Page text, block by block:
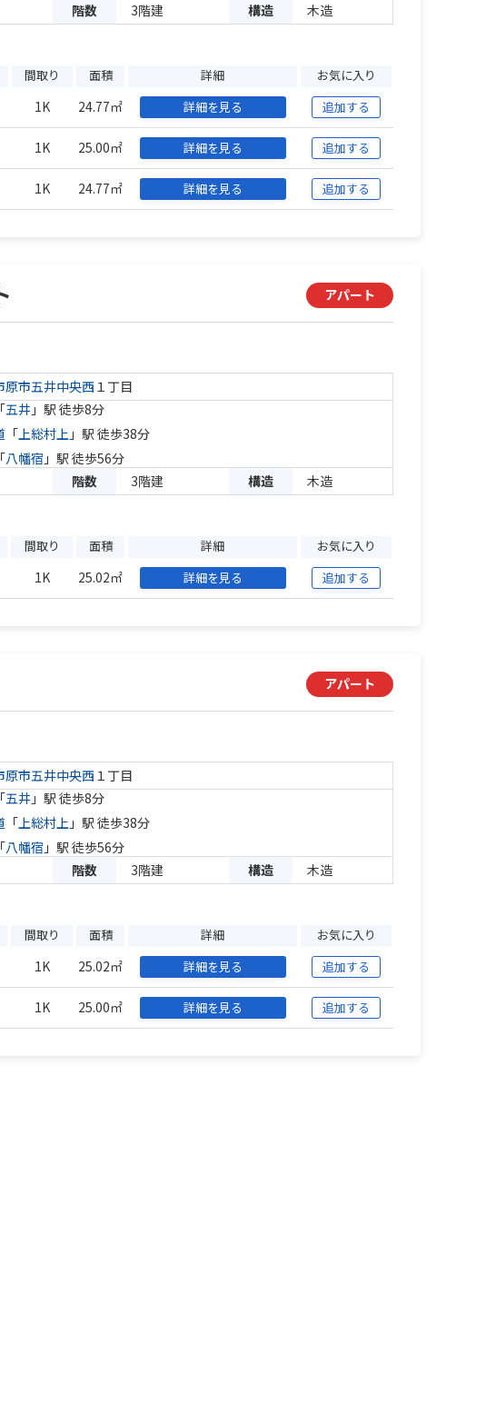
階数 3階建 構造 木造
間取り 面積 詳細 お気に入り
1K 24.77㎡ 詳細を見る 追加する
1K 25.00㎡ 詳細を見る 追加する
1K 24.77㎡ 詳細を見る 追加する
アパート
原市五井中央西１丁目
「五井 」駅 徒歩8分
「上総村上 」駅 徒歩38分
「八幡宿 」駅 徒歩56分
階数 3階建 構造 木造
間取り 面積 詳細 お気に入り
1K 25.02㎡ 詳細を見る 追加する
アパート
原市五井中央西１丁目
「五井 」駅 徒歩8分
「上総村上 」駅 徒歩38分
「八幡宿 」駅 徒歩56分
階数 3階建 構造 木造
間取り 面積 詳細 お気に入り
1K 25.02㎡ 詳細を見る 追加する
1K 25.00㎡ 詳細を見る 追加する